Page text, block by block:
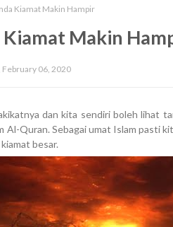
Kiamat Makin Hampir
Kiamat Makin
February 06, 2020
dan kita sendiri boleh lihat
Al-Quran. Sebagai umat Islam pasti
besar.